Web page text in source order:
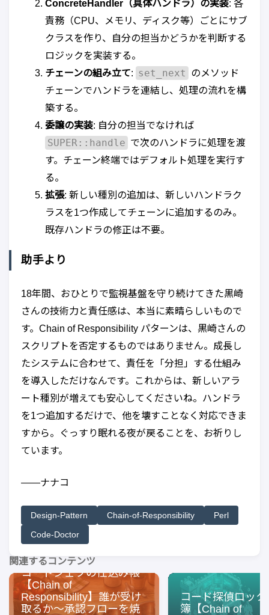
ConcreteHandler（具体ハンドラ）の実装: 各
責務（CPU、メモリ、ディスク等）ごとにサブ
クラスを作り、自分の担当かどうかを判断する
ロジックを実装する。
チェーンの組み立て: set_next
のメソッド
チェーンでハンドラを連結し、処理の流れを構
築する。
委譲の実装: 自分の担当でなければ
SUPER::handle で次のハンドラに処理を渡
す。チェーン終端ではデフォルト処理を実行す
る。
拡張: 新しい種別の追加は、新しいハンドラク
ラスを1つ作成してチェーンに追加するのみ。
既存ハンドラの修正は不要。
助手より
18年間、おひとりで監視基盤を守り続けてきた黒崎
さんの技術力と責任感は、本当に素晴らしいもので
す。Chain of Responsibility パターンは、黒崎さんの
スクリプトを否定するものではありません。成長し
たシステムに合わせて、責任を「分担」する仕組み
を導入しただけなんです。これからは、新しいアラ
ート種別が増えても安心してくださいね。ハンドラ
を1つ追加するだけで、他を壊すことなく対応できま
すから。ぐっすり眠れる夜が戻ることを、お祈りし
ています。
——ナナコ
Design-Pattern Chain-of-Responsibility
Perl
Code-Doctor
関連するコンテンツ
コードシェフの仕込み帳
【Chain of
Responsibility】誰が受け
取るか〜承認フローを焼
コード探偵ロッ
簿【Chain of